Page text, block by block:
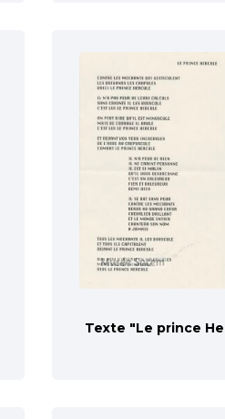
Texte "Le prince